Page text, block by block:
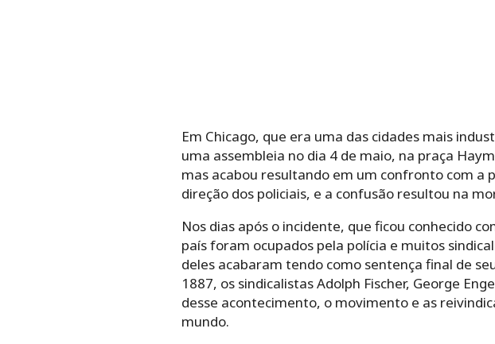
Em Chicago, que era uma das cidades mais
uma assembleia no dia 4 de maio, na praça
mas acabou resultando em um confronto com a
direção dos policiais, e a confusão resultou na
Nos dias após o incidente, que ficou conhecido
país foram ocupados pela polícia e muitos
deles acabaram tendo como sentença final de
1887, os sindicalistas Adolph Fischer, George
desse acontecimento, o movimento e as
mundo.